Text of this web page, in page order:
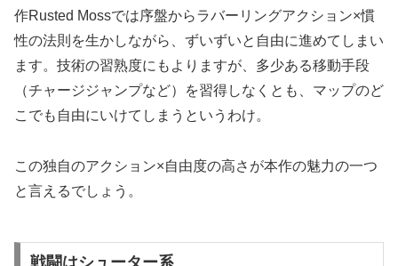
作Rusted Mossでは序盤からラバーリングアクション×慣
性の法則を生かしながら、ずいずいと自由に進めてしまい
ます。技術の習熟度にもよりますが、多少ある移動手段
（チャージジャンプなど）を習得しなくとも、マップのど
こでも自由にいけてしまうというわけ。
この独自のアクション×自由度の高さが本作の魅力の一つ
と言えるでしょう。